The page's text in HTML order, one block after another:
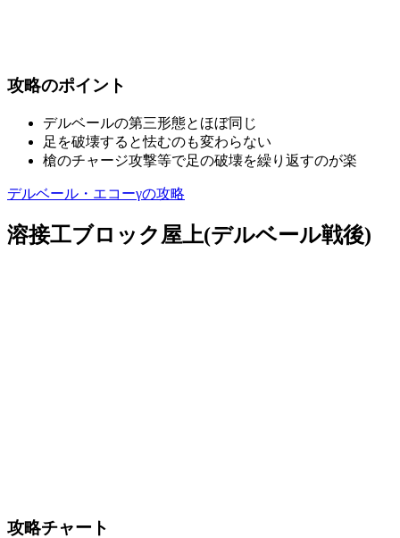
攻略のポイント
デルベールの第三形態とほぼ同じ
足を破壊すると怯むのも変わらない
槍のチャージ攻撃等で足の破壊を繰り返すのが楽
デルベール・エコーγの攻略
溶接工ブロック屋上(デルベール戦後)
攻略チャート